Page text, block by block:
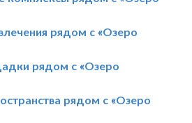
рядом с «Озеро
рядом с «Озеро
рядом с «Озеро